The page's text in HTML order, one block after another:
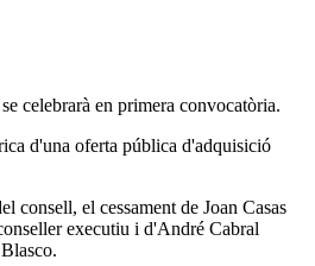
celebrarà en primera convocatòria.
d'una oferta pública d'adquisició
consell, el cessament de Joan Casas
executiu i d'André Cabral